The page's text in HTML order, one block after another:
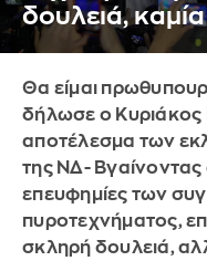
δουλειά,
Θα είμαι
δήλωσε ο Κυριάκος
αποτέλεσμα των
της ΝΔ- Βγαίνοντας
επευφημίες των
πυροτεχνήματος,
σκληρή δουλειά,